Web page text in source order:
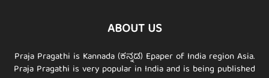
ABOUT US
Praja Pragathi is Kannada (ಕನ್ನಡ) Epaper of India region Asia.
Praja Pragathi is very popular in India and is being published